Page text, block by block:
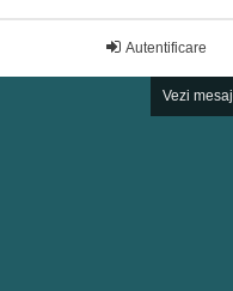
Autentificare
Vezi